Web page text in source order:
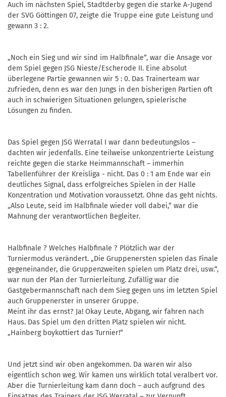
Auch im nächsten Spiel, Stadtderby gegen die starke A-Jugend
der SVG Göttingen 07, zeigte die Truppe eine gute Leistung und
gewann 3 : 2.
„Noch ein Sieg und wir sind im Halbfinale“, war die Ansage vor
dem Spiel gegen JSG Nieste/Escherode II. Eine absolut
überlegene Partie gewannen wir 5 : 0. Das Trainerteam war
zufrieden, denn es war den Jungs in den bisherigen Partien oft
auch in schwierigen Situationen gelungen, spielerische
Lösungen zu finden.
Das Spiel gegen JSG Werratal I war dann bedeutungslos –
dachten wir jedenfalls. Eine teilweise unkonzentrierte Leistung
reichte gegen die starke Heimmannschaft – immerhin
Tabellenführer der Kreisliga - nicht. Das 0 : 1 am Ende war ein
deutliches Signal, dass erfolgreiches Spielen in der Halle
Konzentration und Motivation voraussetzt. Ohne das geht nichts.
„Also Leute, seid im Halbfinale wieder voll dabei,“ war die
Mahnung der verantwortlichen Begleiter.
Halbfinale ? Welches Halbfinale ? Plötzlich war der
Turniermodus verändert. „Die Gruppenersten spielen das Finale
gegeneinander, die Gruppenzweiten spielen um Platz drei, usw.“,
war nun der Plan der Turnierleitung. Zufällig war die
Gastgebermannschaft nach dem Sieg gegen uns im letzten Spiel
auch Gruppenerster in unserer Gruppe.
Meint ihr das ernst? Ja! Okay Leute, Abgang, wir fahren nach
Haus. Das Spiel um den dritten Platz spielen wir nicht.
„Hainberg boykottiert das Turnier!“
Und jetzt sind wir oben angekommen. Da waren wir also
eigentlich schon weg. Wir kamen uns wirklich total veralbert vor.
Aber die Turnierleitung kam dann doch – auch aufgrund des